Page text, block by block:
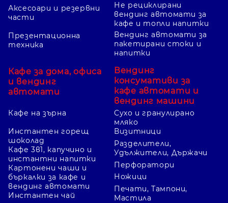
Аксесоари и резервни
части
Презентационна
техника
Кафе за дома, офиса
и вендинг
автомати
Кафе на зърна
Не рециклирани
вендинг автомати за
кафе и топли напитки
Вендинг автомати за
пакетирани стоки и
напитки
Вендинг
консумативи за
кафе автомати и
вендинг машини
Сухо и гранулирано
мляко
Инстантен горещ
шоколад
Кафе 3в1, капучино и
инстантни напитки
Картонени чаши и
бъркалки за кафе и
вендинг автомати
Инстантен чай
Визитници
Разделители,
Удължители, Държачи
Перфоратори
Ножици
Печати, Тампони,
Мастила